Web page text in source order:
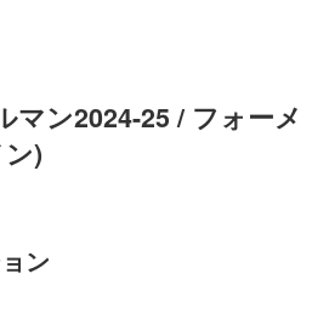
マン2024-25 / フォーメ
)
ン